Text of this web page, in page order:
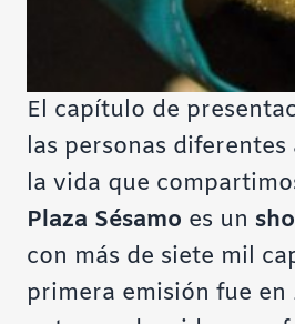
El capítulo de
las personas
la vida que
Plaza Sésamo es un
con más de siete mil
primera emisión fue en